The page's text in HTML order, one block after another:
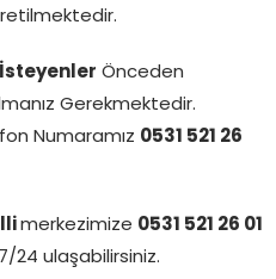
İsteyenler Önceden
Gerekmektedir.
Numaramız 0531 521 26
merkezimize 0531 521 26 01
24 ulaşabilirsiniz.